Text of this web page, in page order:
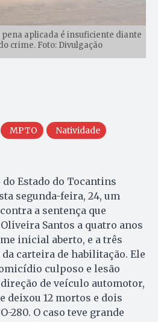
aplicada é insuficiente diante
crime. Foto: Divulgação
MPTO
Natividade
Estado do Tocantins
segunda-feira, 24, um
a sentença que
Santos a quatro anos
inicial aberto, e a três
carteira de habilitação. Ele
culposo e lesão
de veículo automotor,
deixou 12 mortos e dois
280. O caso teve grande